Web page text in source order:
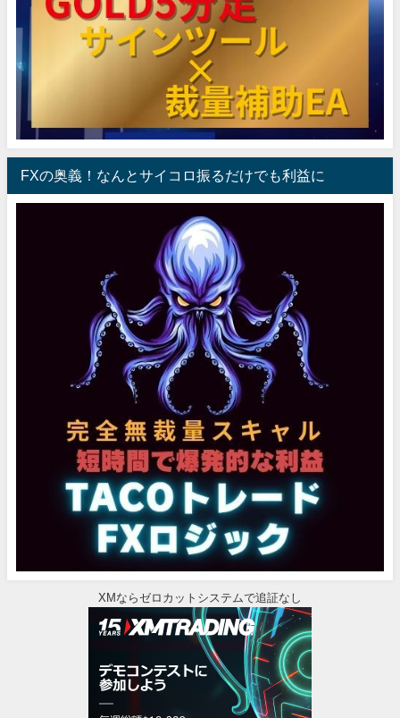
FXの奥義！なんとサイコロ振るだけでも利益に
XMならゼロカットシステムで追証なし